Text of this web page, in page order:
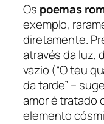
Os poemas
exemplo,
diretamente.
através da luz,
vazio (“O teu
da tarde” –
amor é tratado
elemento